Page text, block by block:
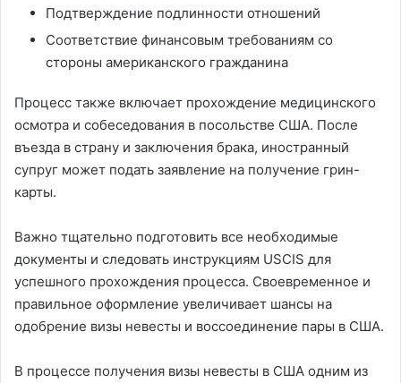
Подтверждение подлинности отношений
Соответствие финансовым требованиям со
стороны американского гражданина
Процесс также включает прохождение медицинского
осмотра и собеседования в посольстве США. После
въезда в страну и заключения брака, иностранный
супруг может подать заявление на получение грин-
карты.
Важно тщательно подготовить все необходимые
документы и следовать инструкциям USCIS для
успешного прохождения процесса. Своевременное и
правильное оформление увеличивает шансы на
одобрение визы невесты и воссоединение пары в США.
В процессе получения визы невесты в США одним из